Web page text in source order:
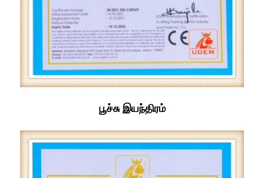
பூச்சு இயந்திரம்